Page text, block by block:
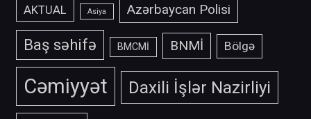
AKTUAL Asiya Azərbaycan Polisi
Baş səhifə BMCMİ BNMİ Bölgə
Cəmiyyət Daxili İşlər Nazirliyi